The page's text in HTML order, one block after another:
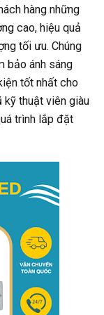
hàng những
cao, hiệu quả
tối ưu. Chúng
bảo ánh sáng
tốt nhất cho
kỹ thuật viên giàu
trình lắp đặt